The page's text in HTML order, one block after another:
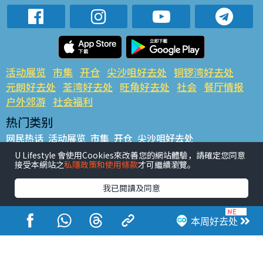
本周好去处
活动展览 市集 开仓 尖沙咀好去处 铜锣湾好去处
元朗好去处 荃湾好去处 旺角好去处 社会 餐厅情报
户外郊游 社会福利
热门类别
网民热话 活动展览 市集 开仓 尖沙咀好去处
铜锣湾好去处 元朗好去处 荃湾好去处 旺角好去处 社会
餐厅情报 户外郊游
热门标签
#UGO揾好去处 #人气活动推介 #美食社群热话
#亲子玩乐好去处
#ULifestyle应用程式
#限时抢
#UJetso礼物放送
#ULifestyle商户中心 #著数 #网络热话
U Lifestyle 會使用Cookies來改善您的網站體驗，請確定您同意
接受本網站之私隱政策和使用條款才可繼續瀏覽。
我已閱讀及同意